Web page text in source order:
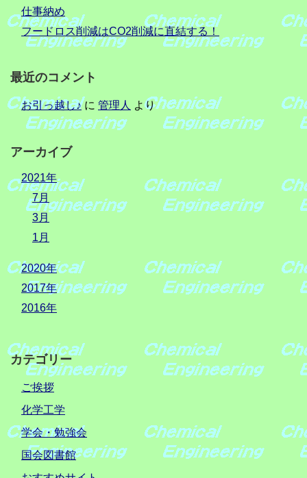
仕事納め
フードロス削減はCO2削減に直結する！
最近のコメント
お引っ越し♪に 管理人 より
アーカイブ
2021年
7月
3月
1月
2020年
2017年
2016年
カテゴリー
ご挨拶
化学工学
学会・勉強会
国会図書館